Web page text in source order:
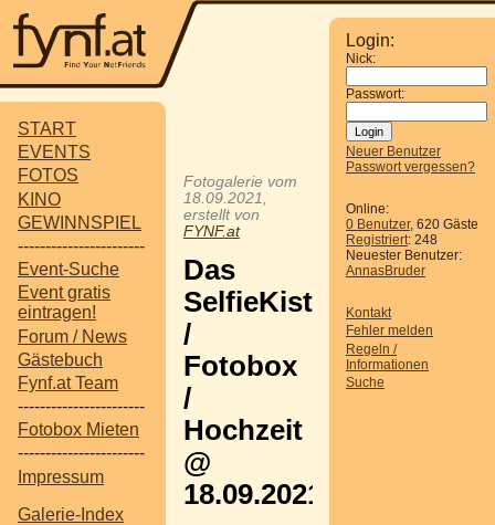
START
EVENTS
FOTOS
KINO
GEWINNSPIEL
-----------------------
Event-Suche
Event gratis
eintragen!
Forum / News
Gästebuch
Fynf.at Team
-----------------------
Fotobox Mieten
-----------------------
Impressum
Galerie-Index
Login:
Nick:
Passwort:
Neuer Benutzer
Passwort vergessen?
Online:
0 Benutzer, 620 Gäste
Registriert: 248
Neuester Benutzer:
AnnasBruder
Kontakt
Fehler melden
Regeln /
Informationen
Suche
Fotogalerie vom
18.09.2021,
erstellt von
FYNF.at
Das
SelfieKistl
/
Fotobox
/
Hochzeit
@
18.09.2021